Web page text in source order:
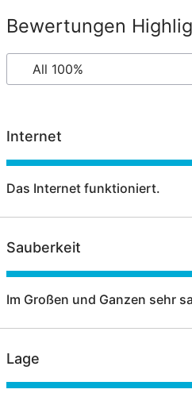
Bewertungen
Internet
Das Internet funktioniert.
Sauberkeit
Im Großen und Ganzen sehr
Lage